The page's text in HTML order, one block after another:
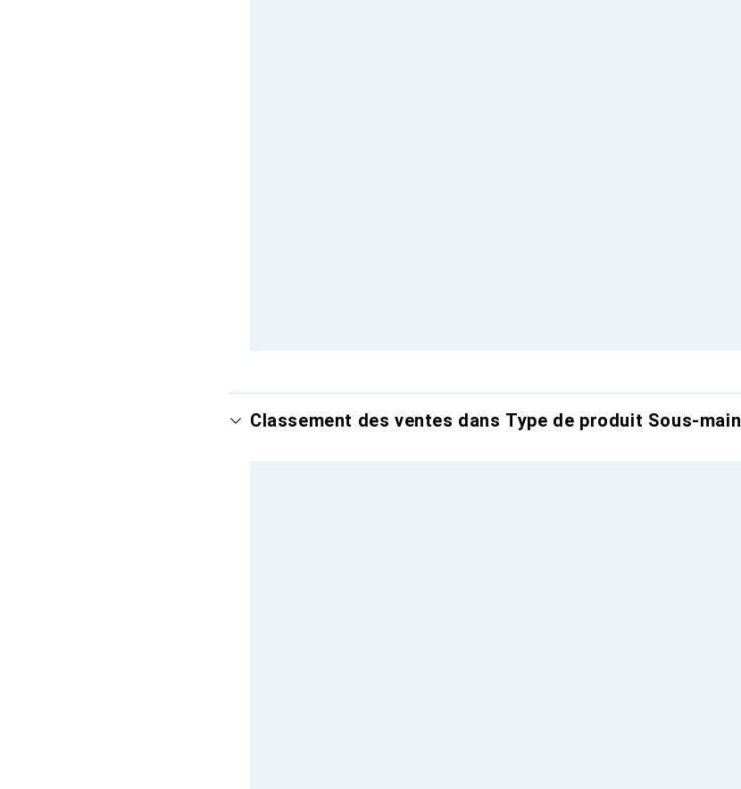
Classement des ventes dans Type de produit Sous-main